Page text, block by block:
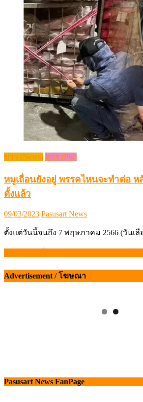
ข่าว (News) สุกร (Pig)
หมูเถื่อนยังอยู่ พรรคไหนจะทำต่อ ห
ตั้งแล้ว
Posted
09/03/2023 Author
Pasusart News
ตั้งแต่วันนี้จนถึง 7 พฤษภาคม 2566 (วันเ
แนะแนว
เรื่อง
Advertisement / โฆษณา
Pasusart News FanPage